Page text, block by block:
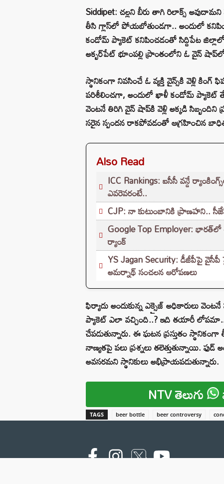
Siddipet: చల్లని బీరు తాగి రిలాక్స్
తీసి గ్లాస్‌లో పోయబోతుండగా.. అందులో
కండోమ్ ప్యాకెట్ కనిపించడంతో సిద్దిపేట
అక్బర్‌పేట్ భూంపల్లి ప్రాంతంలోని ఓ వైన్
స్థానికంగా నివసించే ఓ వ్యక్తి వైన్స్‌కి వెళ్లి
పరిశీలించగా, అందులో ఖాళీ కండోమ్ ప్యాకెట్
వెంటనే తిరిగి వైన్ షాప్‌కి వెళ్లి అక్కడి
సరైన స్పందన రాకపోవడంతో ఆగ్రహించిన
Also Read
ICC Rankings: ఐసీసీ వన్డే
ఎవరెవరంటే..
CJP: నా కుటుంబానికి ప్రాణహని..
Google Top Employer: భారత్‌లో
ర్యాంక్
YS Jagan Security: డీజీపీపై
అమర్నాథ్ సంచలన ఆరోపణలు
ఫిర్యాదు అందుకున్న ఎక్సైజ్ అధికారులు
ప్యాకెట్ ఎలా వచ్చింది..? ఇది తయారీ
చేపడుతున్నారు. ఈ ఘటన ప్రస్తుతం
నాణ్యతపై పలు ప్రశ్నలు తలెత్తుతున్నాయి.
అవసరమని స్థానికులు అభిప్రాయపడుతున్నారు.
NTV తెలుగు
TAGS beer bottle beer controversy